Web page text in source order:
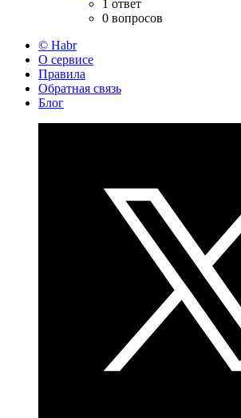
1 ответ
0 вопросов
© Habr
О сервисе
Правила
Обратная связь
Блог